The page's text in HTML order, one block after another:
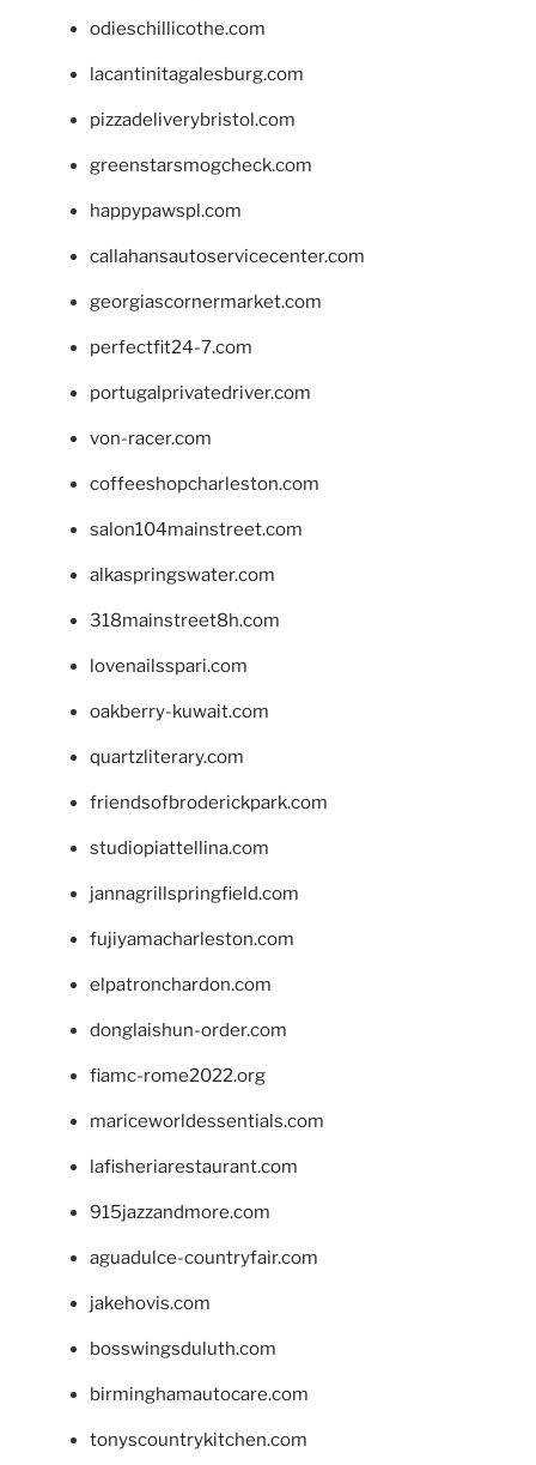
odieschillicothe.com
lacantinitagalesburg.com
pizzadeliverybristol.com
greenstarsmogcheck.com
happypawspl.com
callahansautoservicecenter.com
georgiascornermarket.com
perfectfit24-7.com
portugalprivatedriver.com
von-racer.com
coffeeshopcharleston.com
salon104mainstreet.com
alkaspringswater.com
318mainstreet8h.com
lovenailsspari.com
oakberry-kuwait.com
quartzliterary.com
friendsofbroderickpark.com
studiopiattellina.com
jannagrillspringfield.com
fujiyamacharleston.com
elpatronchardon.com
donglaishun-order.com
fiamc-rome2022.org
mariceworldessentials.com
lafisheriarestaurant.com
915jazzandmore.com
aguadulce-countryfair.com
jakehovis.com
bosswingsduluth.com
birminghamautocare.com
tonyscountrykitchen.com